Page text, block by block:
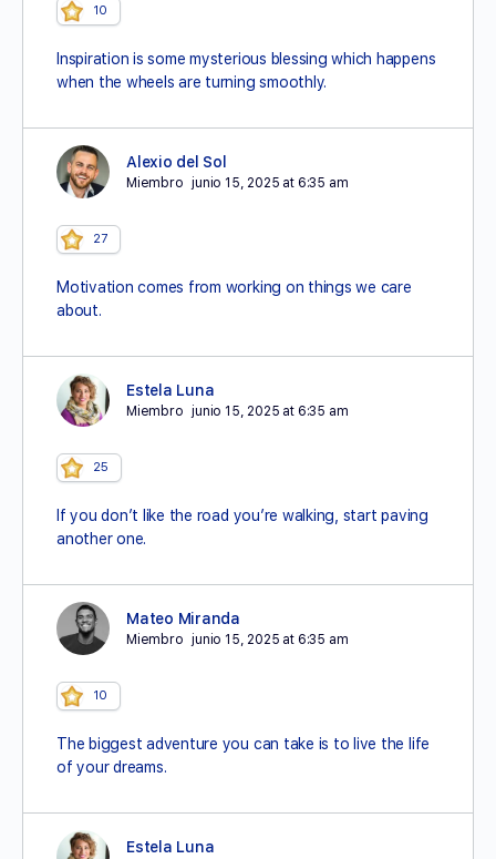
10
Inspiration is some mysterious blessing which happens
when the wheels are turning smoothly.
Alexio del Sol
Miembro junio 15, 2025 at 6:35 am
27
Motivation comes from working on things we care
about.
Estela Luna
Miembro junio 15, 2025 at 6:35 am
25
If you don’t like the road you’re walking, start paving
another one.
Mateo Miranda
Miembro junio 15, 2025 at 6:35 am
10
The biggest adventure you can take is to live the life
of your dreams.
Estela Luna